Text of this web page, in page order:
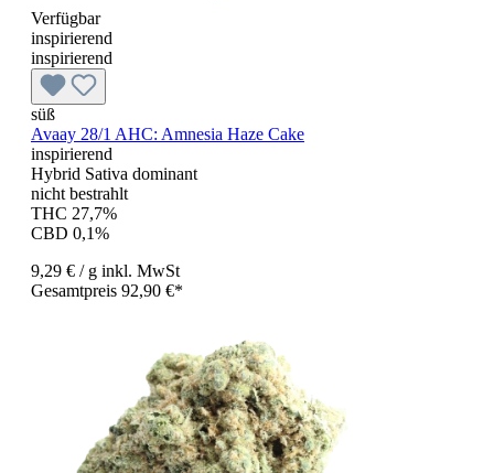
Verfügbar
inspirierend
inspirierend
süß
Avaay 28/1 AHC: Amnesia Haze Cake
inspirierend
Hybrid Sativa dominant
nicht bestrahlt
THC 27,7%
CBD 0,1%
9,29 € / g inkl. MwSt
Gesamtpreis 92,90 €*